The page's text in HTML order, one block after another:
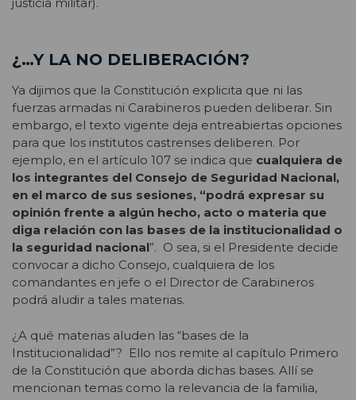
justicia militar).
¿…Y LA NO DELIBERACIÓN?
Ya dijimos que la Constitución explicita que ni las
fuerzas armadas ni Carabineros pueden deliberar. Sin
embargo, el texto vigente deja entreabiertas opciones
para que los institutos castrenses deliberen. Por
ejemplo, en el artículo 107 se indica que cualquiera de
los integrantes del Consejo de Seguridad Nacional,
en el marco de sus sesiones, “podrá expresar su
opinión frente a algún hecho, acto o materia que
diga relación con las bases de la institucionalidad o
la seguridad nacional”. O sea, si el Presidente decide
convocar a dicho Consejo, cualquiera de los
comandantes en jefe o el Director de Carabineros
podrá aludir a tales materias.
¿A qué materias aluden las “bases de la
Institucionalidad”? Ello nos remite al capítulo Primero
de la Constitución que aborda dichas bases. Allí se
mencionan temas como la relevancia de la familia,